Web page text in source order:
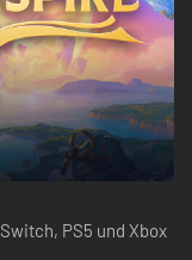
PS5 und Xbox